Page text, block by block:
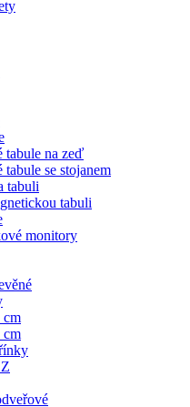
tabule na zeď
tabule se stojanem
tabuli
tabuli
monitory
cm
cm